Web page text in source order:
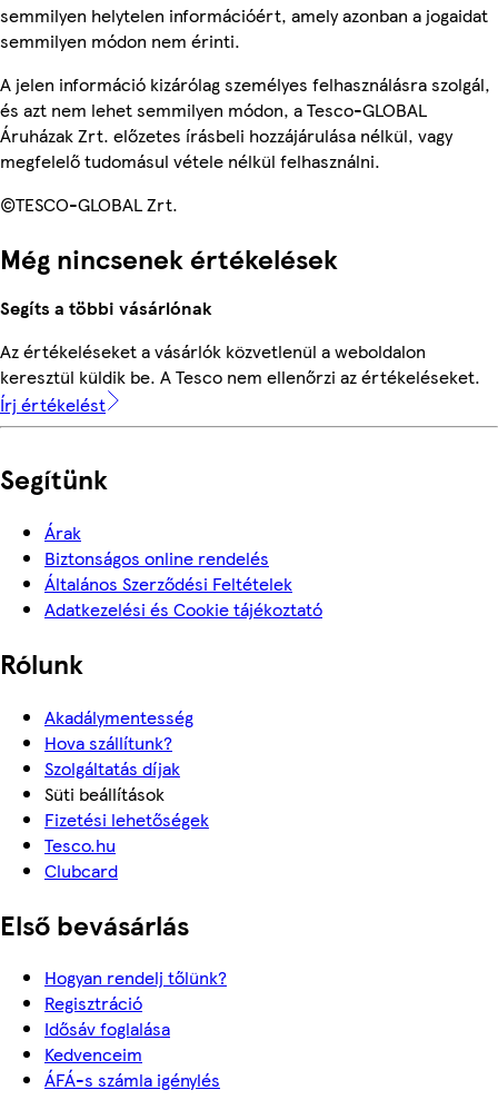
semmilyen helytelen információért, amely azonban a jogaidat
semmilyen módon nem érinti.
A jelen információ kizárólag személyes felhasználásra szolgál,
és azt nem lehet semmilyen módon, a Tesco-GLOBAL
Áruházak Zrt. előzetes írásbeli hozzájárulása nélkül, vagy
megfelelő tudomásul vétele nélkül felhasználni.
©TESCO-GLOBAL Zrt.
Még nincsenek értékelések
Segíts a többi vásárlónak
Az értékeléseket a vásárlók közvetlenül a weboldalon
keresztül küldik be. A Tesco nem ellenőrzi az értékeléseket.
Írj értékelést
Segítünk
Árak
Biztonságos online rendelés
Általános Szerződési Feltételek
Adatkezelési és Cookie tájékoztató
Rólunk
Akadálymentesség
Hova szállítunk?
Szolgáltatás díjak
Süti beállítások
Fizetési lehetőségek
Tesco.hu
Clubcard
Első bevásárlás
Hogyan rendelj tőlünk?
Regisztráció
Idősáv foglalása
Kedvenceim
ÁFÁ-s számla igénylés